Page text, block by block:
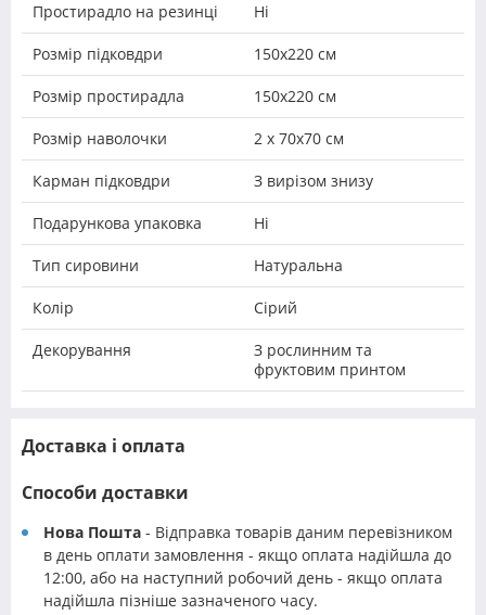
Простирадло на резинці Ні
Розмір підковдри 150х220 см
Розмір простирадла 150х220 см
Розмір наволочки 2 х 70х70 см
Карман підковдри З вирізом знизу
Подарункова упаковка Ні
Тип сировини Натуральна
Колір Сірий
Декорування
З рослинним та
фруктовим принтом
Доставка і оплата
Способи доставки
Нова Пошта - Відправка товарів даним перевізником
в день оплати замовлення - якщо оплата надійшла до
12:00, або на наступний робочий день - якщо оплата
надійшла пізніше зазначеного часу.